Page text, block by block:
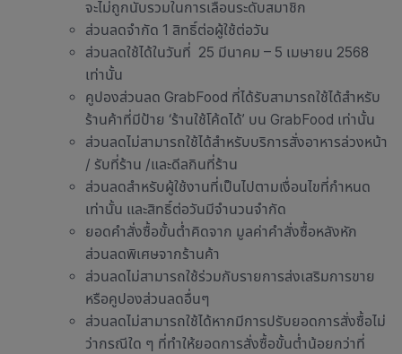
จะไม่ถูกนับรวมในการเลื่อนระดับสมาชิก
ส่วนลดจำกัด 1 สิทธิ์ต่อผู้ใช้ต่อวัน
ส่วนลดใช้ได้ในวันที่ 25 มีนาคม – 5 เมษายน 2568
เท่านั้น
คูปองส่วนลด GrabFood ที่ได้รับสามารถใช้ได้สำหรับ
ร้านค้าที่มีป้าย ‘ร้านใช้โค้ดได้’ บน GrabFood เท่านั้น
ส่วนลดไม่สามารถใช้ได้สำหรับบริการสั่งอาหารล่วงหน้า
/ รับที่ร้าน /และดีลกินที่ร้าน
ส่วนลดสำหรับผู้ใช้งานที่เป็นไปตามเงื่อนไขที่กำหนด
เท่านั้น และสิทธิ์ต่อวันมีจำนวนจำกัด
ยอดคำสั่งซื้อขั้นต่ำคิดจาก มูลค่าคำสั่งซื้อหลังหัก
ส่วนลดพิเศษจากร้านค้า
ส่วนลดไม่สามารถใช้ร่วมกับรายการส่งเสริมการขาย
หรือคูปองส่วนลดอื่นๆ
ส่วนลดไม่สามารถใช้ได้หากมีการปรับยอดการสั่งซื้อไม่
ว่ากรณีใด ๆ ที่ทำให้ยอดการสั่งซื้อขั้นต่ำน้อยกว่าที่